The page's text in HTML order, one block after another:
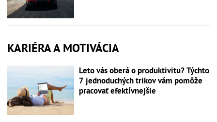
KARIÉRA A MOTIVÁCIA
Leto vás oberá o produktivitu? Týchto
7 jednoduchých trikov vám pomôže
pracovať efektívnejšie